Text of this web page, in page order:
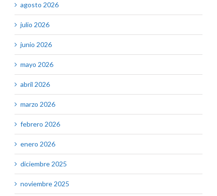
agosto 2026
julio 2026
junio 2026
mayo 2026
abril 2026
marzo 2026
febrero 2026
enero 2026
diciembre 2025
noviembre 2025